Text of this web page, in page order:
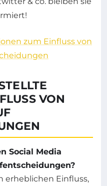
zum Einfluss von
VON
Social Media
erheblichen Einfluss,